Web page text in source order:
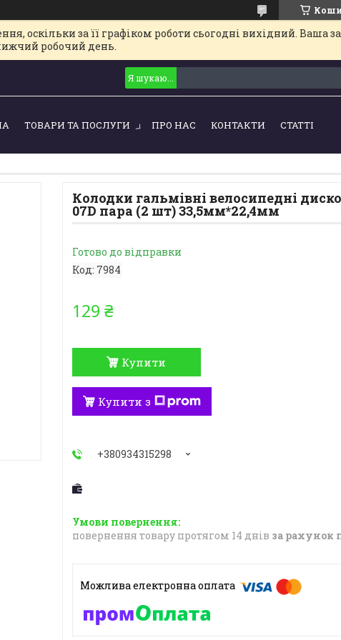
оскільки за її графіком роботи сьогодні вихідний. Ваша
робочий день.
ТОВАРИ ТА ПОСЛУГИ ПРО НАС КОНТАКТИ СТАТТІ
Колодки гальмівні велосипедні
07D пара (2 шт) 33,5мм*22,4мм
Готово до відправки
Код: 7984
129 ₴
Купити
Купити з
+380934315298
повернення товару протягом 14 днів за рахунок